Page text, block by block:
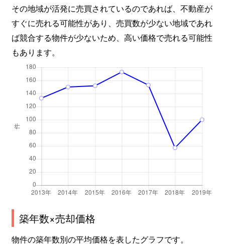
その地域が活発に売買されているのであれば、不動産が
すぐに売れる可能性があり、売買数が少ない地域であれ
ば競合する物件が少ないため、高い価格で売れる可能性
もあります。
築年数×売却価格
物件の築年数別の平均価格を表したグラフです。